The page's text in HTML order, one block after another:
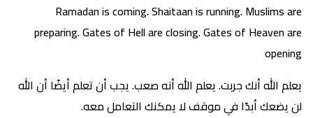
Ramadan is coming. Shaitaan is running. Muslims are
preparing. Gates of Hell are closing. Gates of Heaven are
opening
يعلم الله أنك جربت. يعلم الله أنه صعب. يجب أن تعلم أيضًا أن الله
لن يضعك أبدًا في موقف لا يمكنك التعامل معه.